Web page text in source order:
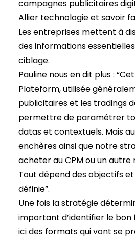
campagnes publicitaires
Allier technologie et savoir
Les entreprises mettent à
des informations
ciblage.
Pauline nous en dit plus :
Plateform, utilisée
publicitaires et les tradings
permettre de paramétrer
datas et contextuels. Mais
enchères ainsi que notre
acheter au CPM ou un autre
Tout dépend des objectifs
définie”.
Une fois la stratégie
important d’identifier le bon
ici des formats qui vont se